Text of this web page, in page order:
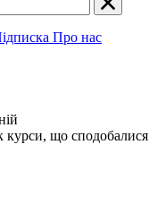
Про нас
курси, що сподобалися